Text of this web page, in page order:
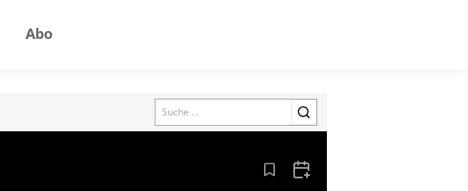
Abo
Search
Aus den Lesezeichen entfernen
Zum Kalender hinzufügen